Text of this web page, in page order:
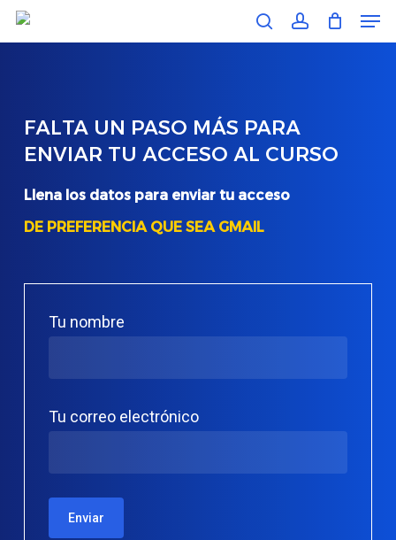
Skip
to
searchaccount
FALTA UN PASO MÁS PARA
ENVIAR TU ACCESO AL CURSO
Llena los datos para enviar tu acceso
DE PREFERENCIA QUE SEA GMAIL
Tu nombre
Tu correo electrónico